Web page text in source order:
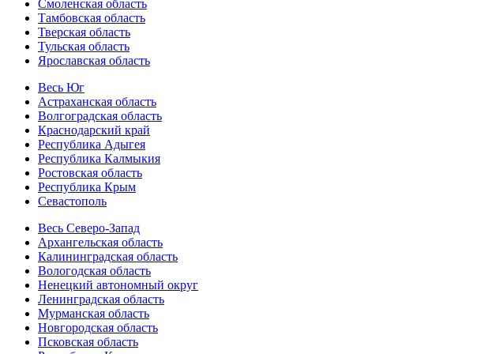
Смоленская область
Тамбовская область
Тверская область
Тульская область
Ярославская область
Весь Юг
Астраханская область
Волгоградская область
Краснодарский край
Республика Адыгея
Республика Калмыкия
Ростовская область
Республика Крым
Севастополь
Весь Северо-Запад
Архангельская область
Калининградская область
Вологодская область
Ненецкий автономный округ
Ленинградская область
Мурманская область
Новгородская область
Псковская область